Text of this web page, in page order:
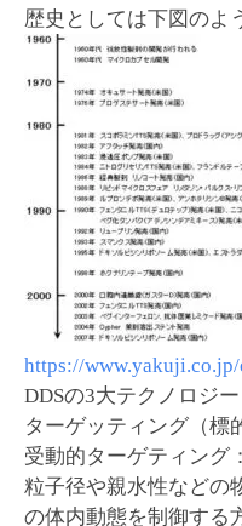
歴史としては下図のよ
https://
DDSの3大テクノロジー
ターゲッティング（標
受動的ターゲティン
粒子径や親水性などの
の体内動態を制御する